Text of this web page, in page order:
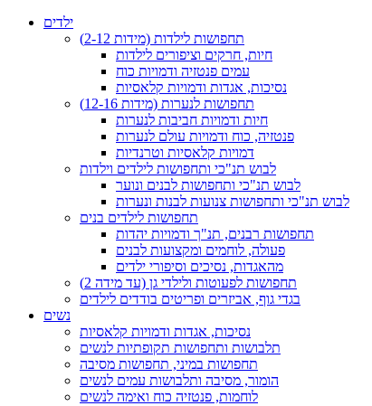
ילדים
תחפושות לילדות (מידות 2-12)
חיות, חרקים וציפורים לילדות
עמים פנטזיה ודמויות כוח
נסיכות, אגדות ודמויות קלאסיות
תחפושות לנערות (מידות 12-16)
חיות ודמויות חביבות לנערות
פנטזיה, כוח ודמויות עולם לנערות
דמויות קלאסיות וטרנדיות
לבוש תנ"כי ותחפושות לילדים וילדות
לבוש תנ"כי ותחפושות לבנים ונוער
לבוש תנ"כי ותחפושות צנועות לבנות ונערות
תחפושות לילדים בנים
תחפושות רבנים, תנ"ך ודמויות יהדות
פעולה, לוחמים ומקצועות לבנים
מהאגדות, נסיכים וסיפורי ילדים
תחפושות לפעוטות ולילדי גן (עד מידה 2)
בגדי גוף, אביזרים ופריטים בודדים לילדים
נשים
נסיכות, אגדות ודמויות קלאסיות
תלבושות ותחפושות תקופתיות לנשים
תחפושות במיני, תחפושות מסיבה
הומור, מסיבה ותלבושות עמים לנשים
לוחמות, פנטזיה כוח ואימה לנשים